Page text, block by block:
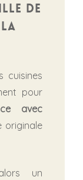
de
la
cuisines
pour
avec
originale
un